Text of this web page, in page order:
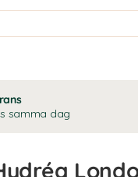
samma dag